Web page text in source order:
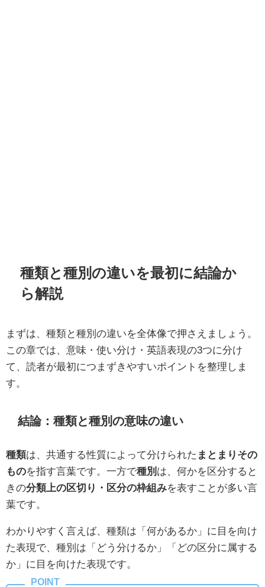
種類と種別の違いを最初に結論か
ら解説
まずは、種類と種別の違いを全体像で押さえましょう。
この章では、意味・使い分け・英語表現の3つに分け
て、読者が最初につまずきやすいポイントを整理しま
す。
結論：種類と種別の意味の違い
種類は、共通する性質によって分けられた まとまりその
ものを指す言葉です。一方で種別 は、何かを区分すると
きの分類上の区切り・区分の枠組みを表すことが多い言
葉です。
わかりやすく言えば、種類は「何があるか」に目を向け
た表現で、種別は「どう分けるか」「どの区分に属する
か」に目を向けた表現です。